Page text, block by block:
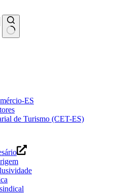
ES
de Turismo (CET-ES)